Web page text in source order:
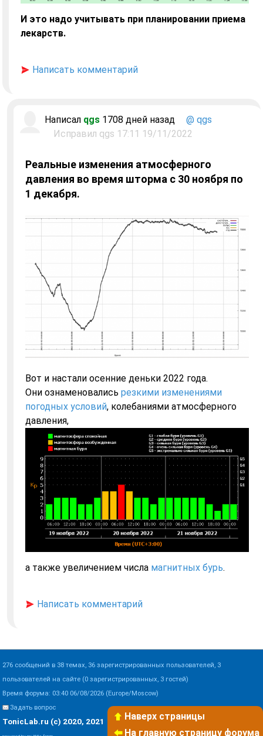
И это надо учитывать при планировании приема
лекарств.
Написать комментарий
Написал qgs 1708 дней назад
@ qgs
Исправил qgs 17:11 19/11/2022
Реальные изменения атмосферного
давления во время шторма с 30 ноября по
1 декабря.
Вот и настали осенние деньки 2022 года.
Они ознаменовались резкими изменениями
погодных условий, колебаниями атмосферного
давления,
а также увеличением числа магнитных бурь.
Написать комментарий
276 сообщений в 38 темах, 36 зарегистрированных пользователей, 3
пользователей на сайте (0 зарегистрированных, 3 гостей)
Время форума: 03:40 06/08/2026 (Europe/Moscow)
Задать вопрос
TonicLab.ru (c) 2020, 2021
Наверх страницы
На главную страницу форума